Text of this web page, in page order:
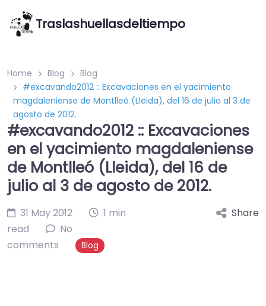
Traslashuellasdeltiempo
Home Blog
Blog
#excavando2012 :: Excavaciones en el yacimiento
magdaleniense de Montlleó (Lleida), del 16 de julio al 3 de
agosto de 2012.
#excavando2012 :: Excavaciones
en el yacimiento magdaleniense
de Montlleó (Lleida), del 16 de
julio al 3 de agosto de 2012.
31 May 2012
1 min
read
No
comments
Blog
Share